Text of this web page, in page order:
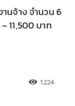
นจ้าง จำนวน 6
11,500 บาท
1224